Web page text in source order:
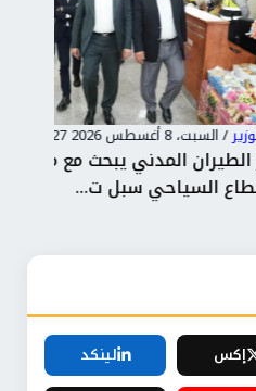
يبحث مع محافظ مطروح
ت...
إكس
لينكد